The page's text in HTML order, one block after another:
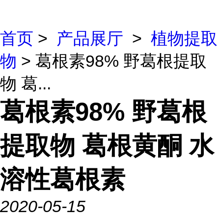
首页 > 产品展厅 > 植物提取
物 > 葛根素98% 野葛根提取
物 葛...
葛根素98% 野葛根
提取物 葛根黄酮 水
溶性葛根素
2020-05-15